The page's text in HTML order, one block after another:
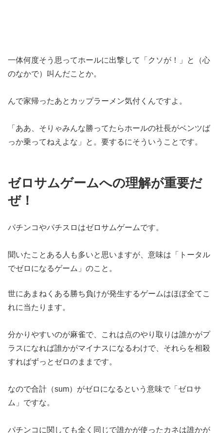
一体何度そう思ってホールに出撃して「クソが！」と（心
のなかで） 叫んだことか。
んで家帰ったあとカップラーメン気付くんですよ。
「ああ、そりゃみんな勝ってたらホールの社長がベンツば
っか乗ってねえよな」と。要するにそういうことです。
ゼロサムゲームへの理解が重要だ
ぜ！
パチンコやパチスロはゼロサムゲームです。
聞いたことある人も多いと思いますが、意味は「トータル
でゼロになるゲーム」のこと。
世にあまねくある勝ち負けが発生するゲームはほぼ全てこ
れに当たります。
分かりやすいのが麻雀で、これは点のやり取りは誰かがプ
ラスになれば誰かがマイナスになるわけで、 それらを相殺
すればずっとゼロのままです。
なので合計（sum）がゼロになるという意味で「ゼロサ
ム」ですな。
パチンコに関しても全く同じで誰かが使ったカネは誰かが